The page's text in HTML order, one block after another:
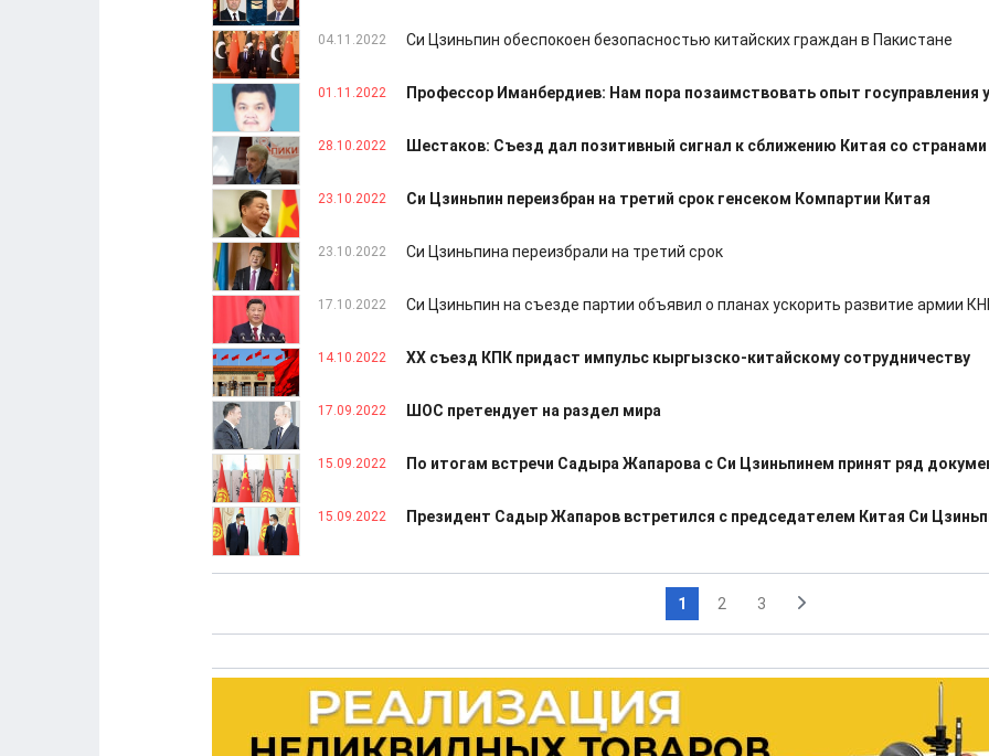
04.11.2022 Си Цзиньпин обеспокоен безопасностью китайских граждан в Пакистане
01.11.2022 Профессор Иманбердиев: Нам пора позаимствовать опыт госуправления
28.10.2022 Шестаков: Съезд дал позитивный сигнал к сближению Китая со
23.10.2022 Си Цзиньпин переизбран на третий срок генсеком Компартии Китая
23.10.2022 Си Цзиньпина переизбрали на третий срок
17.10.2022 Си Цзиньпин на съезде партии объявил о планах ускорить развитие армии
14.10.2022 ХХ съезд КПК придаст импульс кыргызско-китайскому сотрудничеству
17.09.2022 ШОС претендует на раздел мира
15.09.2022 По итогам встречи Садыра Жапарова с Си Цзиньпинем принят ряд
15.09.2022 Президент Садыр Жапаров встретился с председателем Китая Си
1 2 3